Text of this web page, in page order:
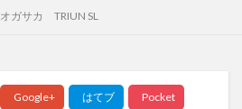
オガサカ TRIUN SL